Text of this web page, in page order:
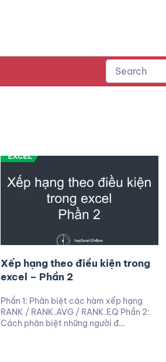
Xếp hạng theo điều kiện trong
excel – Phần 2
Phần 1: Phân biệt các hàm xếp hạng
RANK / RANK.AVG / RANK.EQ Phần 2:
Cách phân biệt những người đ…